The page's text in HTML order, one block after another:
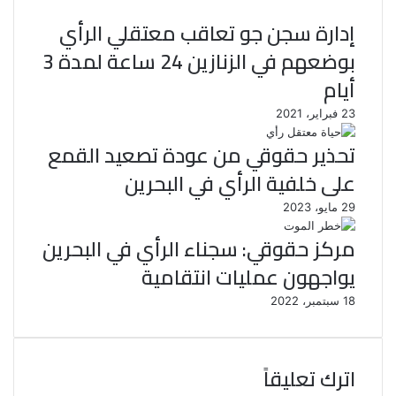
إدارة سجن جو تعاقب معتقلي الرأي
بوضعهم في الزنازين 24 ساعة لمدة 3
أيام
23 فبراير، 2021
تحذير حقوقي من عودة تصعيد القمع
على خلفية الرأي في البحرين
29 مايو، 2023
مركز حقوقي: سجناء الرأي في البحرين
يواجهون عمليات انتقامية
18 سبتمبر، 2022
اترك تعليقاً